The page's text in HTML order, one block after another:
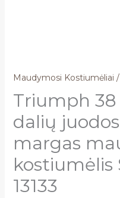
Maudymosi Kostiumėliai
Triumph
dalių
margas
kostiumėlis
13133